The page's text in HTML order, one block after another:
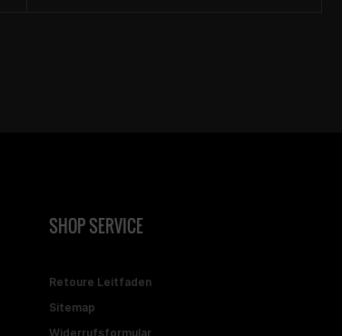
SHOP SERVICE
Retoure Leitfaden
Sitemap
Widerrufsformular